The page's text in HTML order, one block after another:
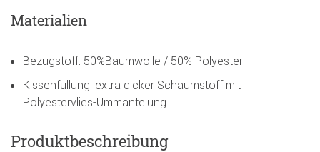
Materialien
Bezugstoff: 50%Baumwolle / 50% Polyester
Kissenfüllung: extra dicker Schaumstoff mit
Polyestervlies-Ummantelung
Produktbeschreibung